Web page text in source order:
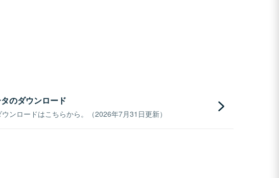
のダウンロード
ンロードはこちらから。（2026年7月31日更新）